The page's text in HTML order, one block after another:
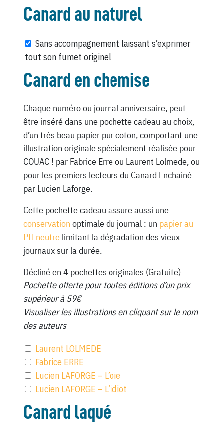
Canard au naturel
Sans accompagnement laissant s’exprimer
tout son fumet originel
Canard en chemise
Chaque numéro ou journal anniversaire, peut
être inséré dans une pochette cadeau au choix,
d’un très beau papier pur coton, comportant une
illustration originale spécialement réalisée pour
COUAC ! par Fabrice Erre ou Laurent Lolmede, ou
pour les premiers lecteurs du Canard Enchainé
par Lucien Laforge.
Cette pochette cadeau assure aussi une
conservation optimale du journal : un papier au
PH neutrelimitant la dégradation des vieux
journaux sur la durée.
Décliné en 4 pochettes originales (Gratuite)
Pochette offerte pour toutes éditions d’un prix
supérieur à 59€
Visualiser les illustrations en cliquant sur le nom
des auteurs
Laurent LOLMEDE
Fabrice ERRE
Lucien LAFORGE – L’oie
Lucien LAFORGE – L’idiot
Canard laqué